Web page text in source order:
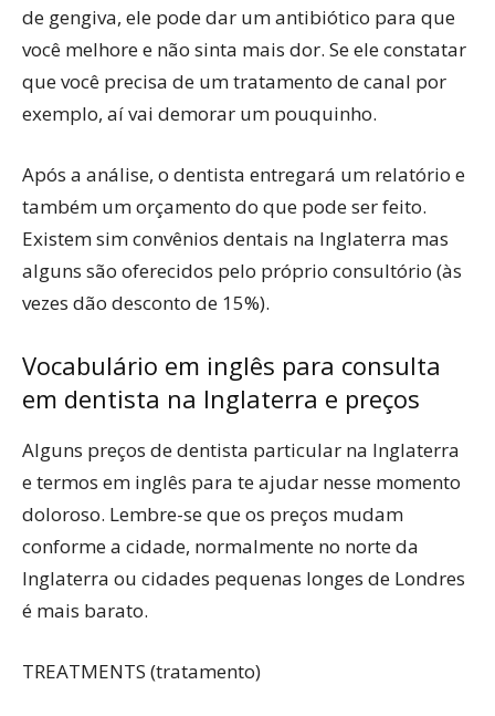
de gengiva, ele pode dar um antibiótico para que
você melhore e não sinta mais dor. Se ele constatar
que você precisa de um tratamento de canal por
exemplo, aí vai demorar um pouquinho.
Após a análise, o dentista entregará um relatório e
também um orçamento do que pode ser feito.
Existem sim convênios dentais na Inglaterra mas
alguns são oferecidos pelo próprio consultório (às
vezes dão desconto de 15%).
Vocabulário em inglês para consulta
em dentista na Inglaterra e preços
Alguns preços de dentista particular na Inglaterra
e termos em inglês para te ajudar nesse momento
doloroso. Lembre-se que os preços mudam
conforme a cidade, normalmente no norte da
Inglaterra ou cidades pequenas longes de Londres
é mais barato.
TREATMENTS (tratamento)